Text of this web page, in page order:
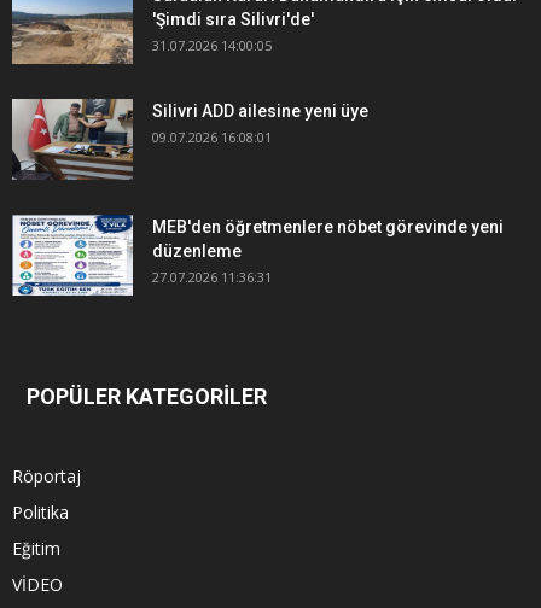
'Şimdi sıra Silivri'de'
31.07.2026 14:00:05
Silivri ADD ailesine yeni üye
09.07.2026 16:08:01
MEB'den öğretmenlere nöbet görevinde yeni
düzenleme
27.07.2026 11:36:31
POPÜLER KATEGORİLER
Röportaj
Politika
Eğitim
VİDEO